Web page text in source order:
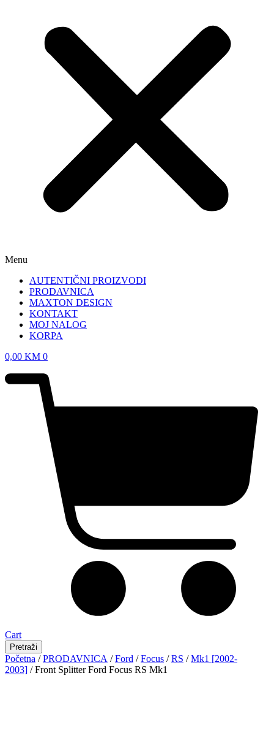
Menu
AUTENTIČNI PROIZVODI
PRODAVNICA
MAXTON DESIGN
KONTAKT
MOJ NALOG
KORPA
0,00 KM 0
Cart
Pretraži
Početna /PRODAVNICA /Ford /Focus /RS /Mk1 [2002-
2003] / Front Splitter Ford Focus RS Mk1